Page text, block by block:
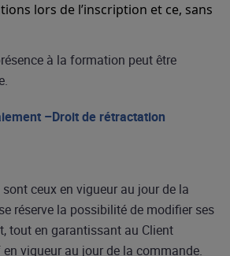
lors de l’inscription et ce, sans
à la formation peut être
–Droit de rétractation
ceux en vigueur au jour de la
réserve la possibilité de modifier ses
tout en garantissant au Client
vigueur au jour de la commande.